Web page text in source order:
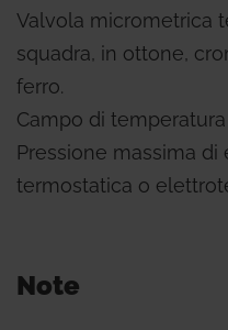
Valvola micrometrica
squadra, in ottone,
ferro.
Campo di temperatura
Pressione massima di
termostatica o
Note